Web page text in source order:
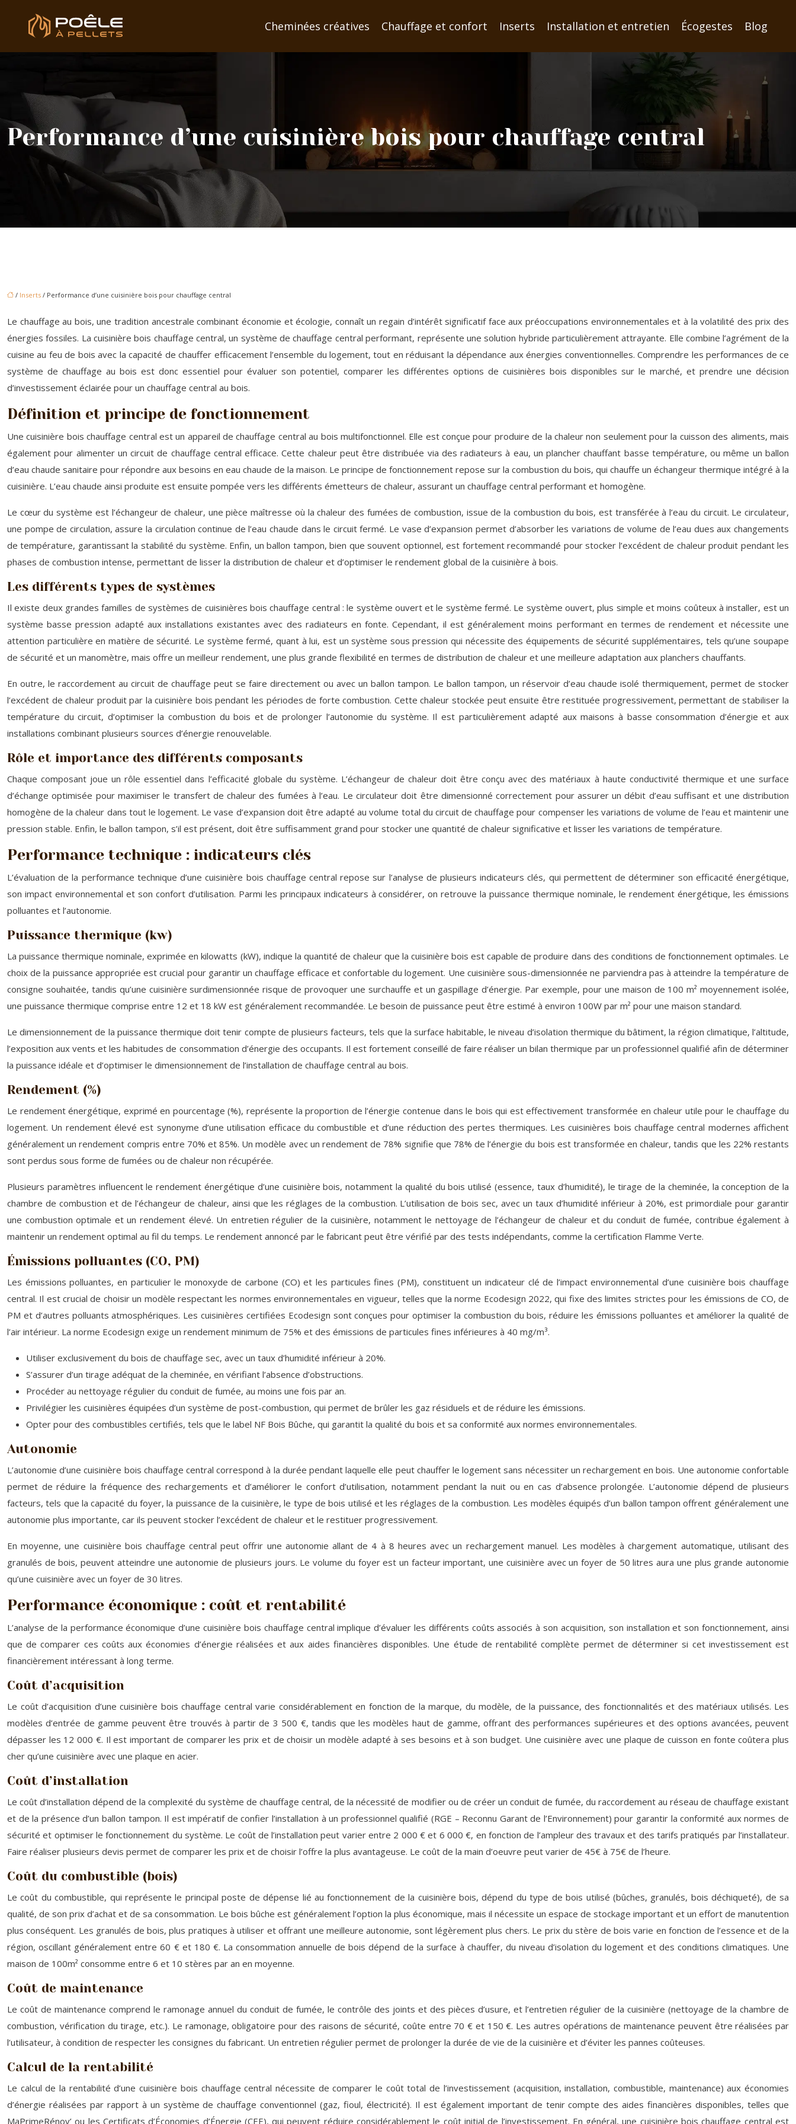
Cheminées créatives Chauffage et confort Inserts Installation et entretien Écogestes Blog
Performance d’une cuisinière bois pour chauffage central
/ Inserts / Performance d’une cuisinière bois pour chauffage central
Le chauffage au bois, une tradition ancestrale combinant économie et écologie, connaît un regain d’intérêt significatif face aux préoccupations environnementales et à la volatilité des prix des
énergies fossiles. La cuisinière bois chauffage central, un système de chauffage central performant, représente une solution hybride particulièrement attrayante. Elle combine l’agrément de la
cuisine au feu de bois avec la capacité de chauffer efficacement l’ensemble du logement, tout en réduisant la dépendance aux énergies conventionnelles. Comprendre les performances de ce
système de chauffage au bois est donc essentiel pour évaluer son potentiel, comparer les différentes options de cuisinières bois disponibles sur le marché, et prendre une décision
d’investissement éclairée pour un chauffage central au bois.
Définition et principe de fonctionnement
Une cuisinière bois chauffage central est un appareil de chauffage central au bois multifonctionnel. Elle est conçue pour produire de la chaleur non seulement pour la cuisson des aliments, mais
également pour alimenter un circuit de chauffage central efficace. Cette chaleur peut être distribuée via des radiateurs à eau, un plancher chauffant basse température, ou même un ballon
d’eau chaude sanitaire pour répondre aux besoins en eau chaude de la maison. Le principe de fonctionnement repose sur la combustion du bois, qui chauffe un échangeur thermique intégré à la
cuisinière. L’eau chaude ainsi produite est ensuite pompée vers les différents émetteurs de chaleur, assurant un chauffage central performant et homogène.
Le cœur du système est l’échangeur de chaleur, une pièce maîtresse où la chaleur des fumées de combustion, issue de la combustion du bois, est transférée à l’eau du circuit. Le circulateur,
une pompe de circulation, assure la circulation continue de l’eau chaude dans le circuit fermé. Le vase d’expansion permet d’absorber les variations de volume de l’eau dues aux changements
de température, garantissant la stabilité du système. Enfin, un ballon tampon, bien que souvent optionnel, est fortement recommandé pour stocker l’excédent de chaleur produit pendant les
phases de combustion intense, permettant de lisser la distribution de chaleur et d’optimiser le rendement global de la cuisinière à bois.
Les différents types de systèmes
Il existe deux grandes familles de systèmes de cuisinières bois chauffage central : le système ouvert et le système fermé. Le système ouvert, plus simple et moins coûteux à installer, est un
système basse pression adapté aux installations existantes avec des radiateurs en fonte. Cependant, il est généralement moins performant en termes de rendement et nécessite une
attention particulière en matière de sécurité. Le système fermé, quant à lui, est un système sous pression qui nécessite des équipements de sécurité supplémentaires, tels qu’une soupape
de sécurité et un manomètre, mais offre un meilleur rendement, une plus grande flexibilité en termes de distribution de chaleur et une meilleure adaptation aux planchers chauffants.
En outre, le raccordement au circuit de chauffage peut se faire directement ou avec un ballon tampon. Le ballon tampon, un réservoir d’eau chaude isolé thermiquement, permet de stocker
l’excédent de chaleur produit par la cuisinière bois pendant les périodes de forte combustion. Cette chaleur stockée peut ensuite être restituée progressivement, permettant de stabiliser la
température du circuit, d’optimiser la combustion du bois et de prolonger l’autonomie du système. Il est particulièrement adapté aux maisons à basse consommation d’énergie et aux
installations combinant plusieurs sources d’énergie renouvelable.
Rôle et importance des différents composants
Chaque composant joue un rôle essentiel dans l’efficacité globale du système. L’échangeur de chaleur doit être conçu avec des matériaux à haute conductivité thermique et une surface
d’échange optimisée pour maximiser le transfert de chaleur des fumées à l’eau. Le circulateur doit être dimensionné correctement pour assurer un débit d’eau suffisant et une distribution
homogène de la chaleur dans tout le logement. Le vase d’expansion doit être adapté au volume total du circuit de chauffage pour compenser les variations de volume de l’eau et maintenir une
pression stable. Enfin, le ballon tampon, s’il est présent, doit être suffisamment grand pour stocker une quantité de chaleur significative et lisser les variations de température.
Performance technique : indicateurs clés
L’évaluation de la performance technique d’une cuisinière bois chauffage central repose sur l’analyse de plusieurs indicateurs clés, qui permettent de déterminer son efficacité énergétique,
son impact environnemental et son confort d’utilisation. Parmi les principaux indicateurs à considérer, on retrouve la puissance thermique nominale, le rendement énergétique, les émissions
polluantes et l’autonomie.
Puissance thermique (kw)
La puissance thermique nominale, exprimée en kilowatts (kW), indique la quantité de chaleur que la cuisinière bois est capable de produire dans des conditions de fonctionnement optimales. Le
choix de la puissance appropriée est crucial pour garantir un chauffage efficace et confortable du logement. Une cuisinière sous-dimensionnée ne parviendra pas à atteindre la température de
consigne souhaitée, tandis qu’une cuisinière surdimensionnée risque de provoquer une surchauffe et un gaspillage d’énergie. Par exemple, pour une maison de 100 m² moyennement isolée,
une puissance thermique comprise entre 12 et 18 kW est généralement recommandée. Le besoin de puissance peut être estimé à environ 100W par m² pour une maison standard.
Le dimensionnement de la puissance thermique doit tenir compte de plusieurs facteurs, tels que la surface habitable, le niveau d’isolation thermique du bâtiment, la région climatique, l’altitude,
l’exposition aux vents et les habitudes de consommation d’énergie des occupants. Il est fortement conseillé de faire réaliser un bilan thermique par un professionnel qualifié afin de déterminer
la puissance idéale et d’optimiser le dimensionnement de l’installation de chauffage central au bois.
Rendement (%)
Le rendement énergétique, exprimé en pourcentage (%), représente la proportion de l’énergie contenue dans le bois qui est effectivement transformée en chaleur utile pour le chauffage du
logement. Un rendement élevé est synonyme d’une utilisation efficace du combustible et d’une réduction des pertes thermiques. Les cuisinières bois chauffage central modernes affichent
généralement un rendement compris entre 70% et 85%. Un modèle avec un rendement de 78% signifie que 78% de l’énergie du bois est transformée en chaleur, tandis que les 22% restants
sont perdus sous forme de fumées ou de chaleur non récupérée.
Plusieurs paramètres influencent le rendement énergétique d’une cuisinière bois, notamment la qualité du bois utilisé (essence, taux d’humidité), le tirage de la cheminée, la conception de la
chambre de combustion et de l’échangeur de chaleur, ainsi que les réglages de la combustion. L’utilisation de bois sec, avec un taux d’humidité inférieur à 20%, est primordiale pour garantir
une combustion optimale et un rendement élevé. Un entretien régulier de la cuisinière, notamment le nettoyage de l’échangeur de chaleur et du conduit de fumée, contribue également à
maintenir un rendement optimal au fil du temps. Le rendement annoncé par le fabricant peut être vérifié par des tests indépendants, comme la certification Flamme Verte.
Émissions polluantes (CO, PM)
Les émissions polluantes, en particulier le monoxyde de carbone (CO) et les particules fines (PM), constituent un indicateur clé de l’impact environnemental d’une cuisinière bois chauffage
central. Il est crucial de choisir un modèle respectant les normes environnementales en vigueur, telles que la norme Ecodesign 2022, qui fixe des limites strictes pour les émissions de CO, de
PM et d’autres polluants atmosphériques. Les cuisinières certifiées Ecodesign sont conçues pour optimiser la combustion du bois, réduire les émissions polluantes et améliorer la qualité de
l’air intérieur. La norme Ecodesign exige un rendement minimum de 75% et des émissions de particules fines inférieures à 40 mg/m³.
Utiliser exclusivement du bois de chauffage sec, avec un taux d’humidité inférieur à 20%.
S’assurer d’un tirage adéquat de la cheminée, en vérifiant l’absence d’obstructions.
Procéder au nettoyage régulier du conduit de fumée, au moins une fois par an.
Privilégier les cuisinières équipées d’un système de post-combustion, qui permet de brûler les gaz résiduels et de réduire les émissions.
Opter pour des combustibles certifiés, tels que le label NF Bois Bûche, qui garantit la qualité du bois et sa conformité aux normes environnementales.
Autonomie
L’autonomie d’une cuisinière bois chauffage central correspond à la durée pendant laquelle elle peut chauffer le logement sans nécessiter un rechargement en bois. Une autonomie confortable
permet de réduire la fréquence des rechargements et d’améliorer le confort d’utilisation, notamment pendant la nuit ou en cas d’absence prolongée. L’autonomie dépend de plusieurs
facteurs, tels que la capacité du foyer, la puissance de la cuisinière, le type de bois utilisé et les réglages de la combustion. Les modèles équipés d’un ballon tampon offrent généralement une
autonomie plus importante, car ils peuvent stocker l’excédent de chaleur et le restituer progressivement.
En moyenne, une cuisinière bois chauffage central peut offrir une autonomie allant de 4 à 8 heures avec un rechargement manuel. Les modèles à chargement automatique, utilisant des
granulés de bois, peuvent atteindre une autonomie de plusieurs jours. Le volume du foyer est un facteur important, une cuisinière avec un foyer de 50 litres aura une plus grande autonomie
qu’une cuisinière avec un foyer de 30 litres.
Performance économique : coût et rentabilité
L’analyse de la performance économique d’une cuisinière bois chauffage central implique d’évaluer les différents coûts associés à son acquisition, son installation et son fonctionnement, ainsi
que de comparer ces coûts aux économies d’énergie réalisées et aux aides financières disponibles. Une étude de rentabilité complète permet de déterminer si cet investissement est
financièrement intéressant à long terme.
Coût d’acquisition
Le coût d’acquisition d’une cuisinière bois chauffage central varie considérablement en fonction de la marque, du modèle, de la puissance, des fonctionnalités et des matériaux utilisés. Les
modèles d’entrée de gamme peuvent être trouvés à partir de 3 500 €, tandis que les modèles haut de gamme, offrant des performances supérieures et des options avancées, peuvent
dépasser les 12 000 €. Il est important de comparer les prix et de choisir un modèle adapté à ses besoins et à son budget. Une cuisinière avec une plaque de cuisson en fonte coûtera plus
cher qu’une cuisinière avec une plaque en acier.
Coût d’installation
Le coût d’installation dépend de la complexité du système de chauffage central, de la nécessité de modifier ou de créer un conduit de fumée, du raccordement au réseau de chauffage existant
et de la présence d’un ballon tampon. Il est impératif de confier l’installation à un professionnel qualifié (RGE – Reconnu Garant de l’Environnement) pour garantir la conformité aux normes de
sécurité et optimiser le fonctionnement du système. Le coût de l’installation peut varier entre 2 000 € et 6 000 €, en fonction de l’ampleur des travaux et des tarifs pratiqués par l’installateur.
Faire réaliser plusieurs devis permet de comparer les prix et de choisir l’offre la plus avantageuse. Le coût de la main d’oeuvre peut varier de 45€ à 75€ de l’heure.
Coût du combustible (bois)
Le coût du combustible, qui représente le principal poste de dépense lié au fonctionnement de la cuisinière bois, dépend du type de bois utilisé (bûches, granulés, bois déchiqueté), de sa
qualité, de son prix d’achat et de sa consommation. Le bois bûche est généralement l’option la plus économique, mais il nécessite un espace de stockage important et un effort de manutention
plus conséquent. Les granulés de bois, plus pratiques à utiliser et offrant une meilleure autonomie, sont légèrement plus chers. Le prix du stère de bois varie en fonction de l’essence et de la
région, oscillant généralement entre 60 € et 180 €. La consommation annuelle de bois dépend de la surface à chauffer, du niveau d’isolation du logement et des conditions climatiques. Une
maison de 100m² consomme entre 6 et 10 stères par an en moyenne.
Coût de maintenance
Le coût de maintenance comprend le ramonage annuel du conduit de fumée, le contrôle des joints et des pièces d’usure, et l’entretien régulier de la cuisinière (nettoyage de la chambre de
combustion, vérification du tirage, etc.). Le ramonage, obligatoire pour des raisons de sécurité, coûte entre 70 € et 150 €. Les autres opérations de maintenance peuvent être réalisées par
l’utilisateur, à condition de respecter les consignes du fabricant. Un entretien régulier permet de prolonger la durée de vie de la cuisinière et d’éviter les pannes coûteuses.
Calcul de la rentabilité
Le calcul de la rentabilité d’une cuisinière bois chauffage central nécessite de comparer le coût total de l’investissement (acquisition, installation, combustible, maintenance) aux économies
d’énergie réalisées par rapport à un système de chauffage conventionnel (gaz, fioul, électricité). Il est également important de tenir compte des aides financières disponibles, telles que
MaPrimeRénov’ ou les Certificats d’Économies d’Énergie (CEE), qui peuvent réduire considérablement le coût initial de l’investissement. En général, une cuisinière bois chauffage central est